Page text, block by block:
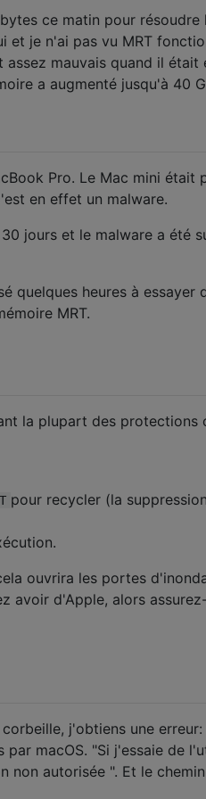
ce matin pour résoudre
et je n'ai pas vu MRT
mauvais quand il était
a augmenté jusqu'à 40
Pro. Le Mac mini était
en effet un malware.
jours et le malware a été
quelques heures à essayer
MRT.
la plupart des protections
pour recycler (la
ouvrira les portes
avoir d'Apple, alors
j'obtiens une erreur:
macOS. "Si j'essaie de
non autorisée ". Et le